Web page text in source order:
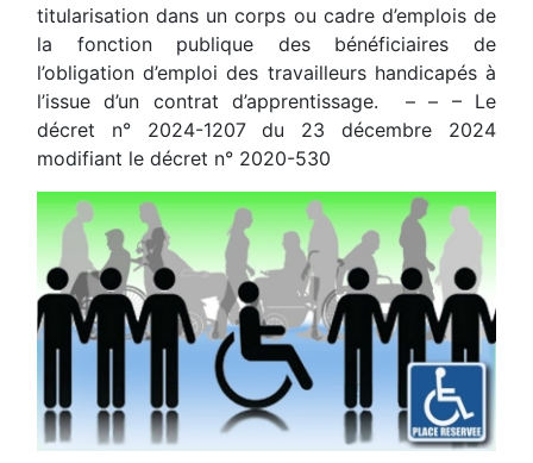
titularisation dans un corps ou cadre d’emplois de
la fonction publique des bénéficiaires de
l’obligation d’emploi des travailleurs handicapés à
l’issue d’un contrat d’apprentissage. – – – Le
décret n° 2024-1207 du 23 décembre 2024
modifiant le décret n° 2020-530